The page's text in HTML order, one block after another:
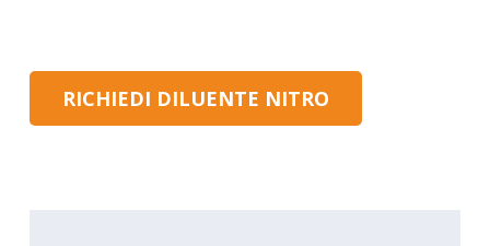
RICHIEDI DILUENTE NITRO